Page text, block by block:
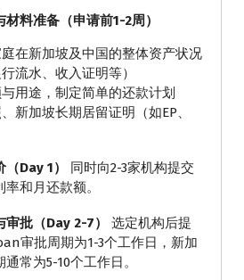
料准备（申请前1-2周）
在新加坡及中国的整体资产状况
流水、收入证明等）
用途，制定简单的还款计划
新加坡长期居留证明（如EP、
Day 1）
同时向2-3家机构提交
和月还款额。
批（Day 2-7）
选定机构后提
审批周期为1-3个工作日，新加
常为5-10个工作日。